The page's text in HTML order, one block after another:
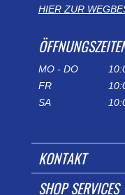
HIER ZUR
MO - DO
FR
SA
KONTAKT
SHOP SERVICES